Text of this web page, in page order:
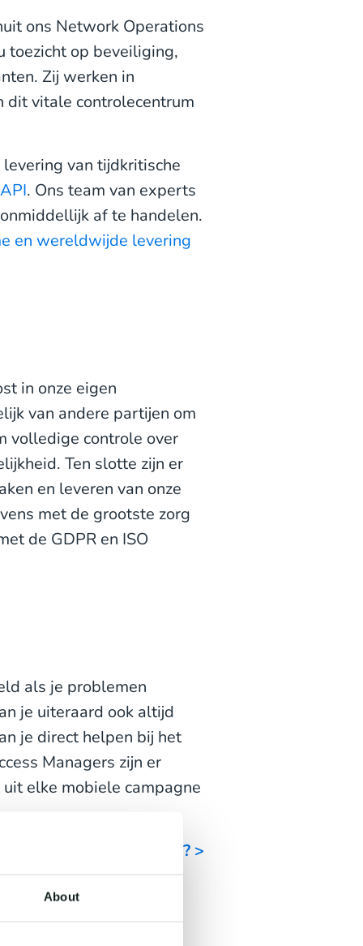
About
ons Network Operations
toezicht op beveiliging,
Zij werken in
dit vitale controlecentrum
van tijdkritische
. Ons team van experts
af te handelen.
en wereldwijde levering
in onze eigen
van andere partijen om
volledige controle over
Ten slotte zijn er
en leveren van onze
met de grootste zorg
de GDPR en ISO
als je problemen
je uiteraard ook altijd
je direct helpen bij het
Managers zijn er
elke mobiele campagne
SMS Gateway provider? >